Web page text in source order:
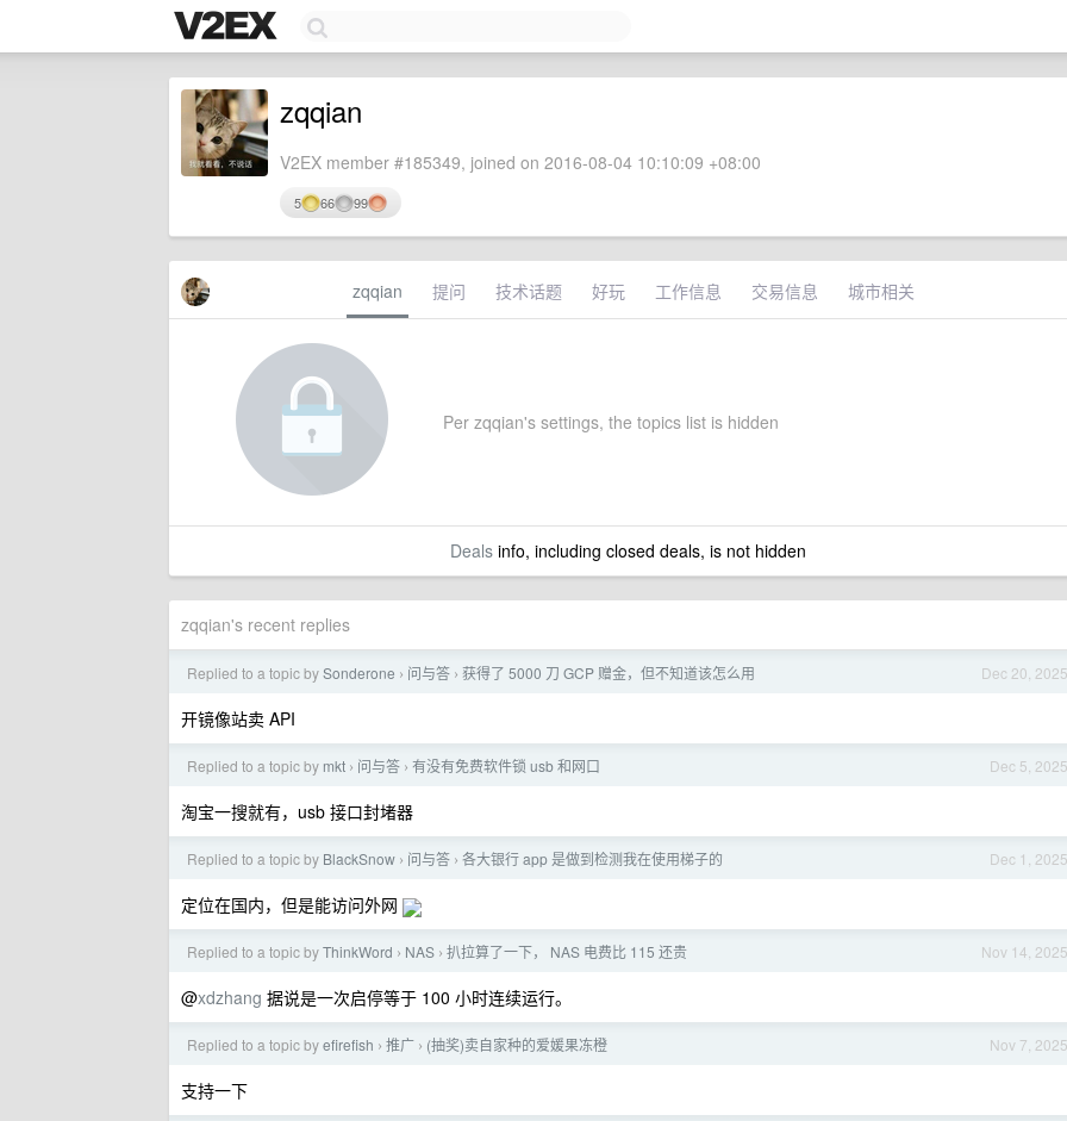
zqqian
V2EX member #185349, joined on 2016-08-04 10:10:09 +08:00
5 66 99
zqqian 提问 技术话题 好玩 工作信息 交易信息 城市相关
Per zqqian's settings, the topics list is hidden
Dealsinfo, including closed deals, is not hidden
zqqian's recent replies
Dec 20, 2025
Replied to a topic bySonderone › 问与答 › 获得了 5000 刀 GCP 赠金，但不知道该怎么用
开镜像站卖 API
Dec 5, 2025
Replied to a topic by mkt › 问与答 › 有没有免费软件锁 usb 和网口
淘宝一搜就有，usb 接口封堵器
Dec 1, 2025
Replied to a topic by BlackSnow › 问与答 › 各大银行 app 是做到检测我在使用梯子的
定位在国内，但是能访问外网
Nov 14, 2025
Replied to a topic byThinkWord › NAS › 扒拉算了一下， NAS 电费比 115 还贵
@xdzhang 据说是一次启停等于 100 小时连续运行。
Nov 7, 2025
Replied to a topic byefirefish › 推广 › (抽奖)卖自家种的爱媛果冻橙
支持一下